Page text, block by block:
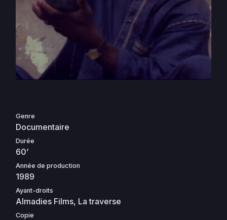
Genre
Documentaire
Durée
60’
Année de production
1989
Ayant-droits
Almadies Films, La traverse
Copie